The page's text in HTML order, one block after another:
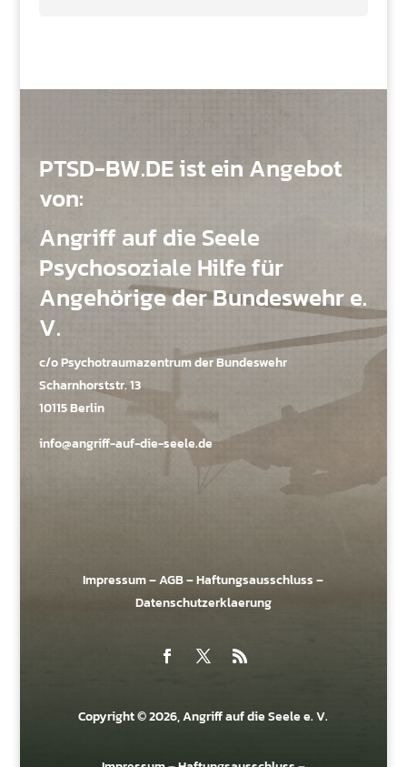
PTSD-BW.DE ist ein Angebot
von:
Angriff auf die Seele
Psychosoziale Hilfe für
Angehörige der Bundeswehr e.
V.
c/o Psychotraumazentrum der Bundeswehr
Scharnhorststr. 13
10115 Berlin
info@angriff-auf-die-seele.de
Impressum–AGB–Haftungsausschluss–
Datenschutzerklaerung
Copyright © 2026, Angriff auf die Seele e. V.